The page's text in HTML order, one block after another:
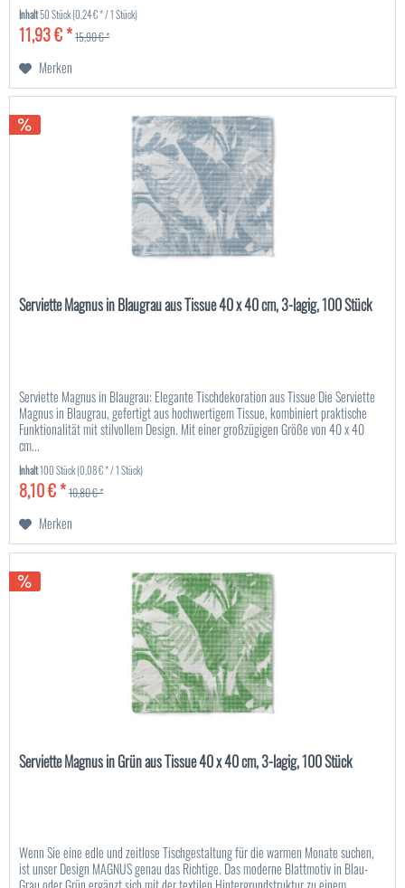
Inhalt50 Stück(0,24 € * / 1 Stück)
11,93 € *15,90 € *
Merken
Serviette Magnus in Blaugrau aus Tissue 40 x 40 cm, 3-lagig, 100 Stück
Serviette Magnus in Blaugrau: Elegante Tischdekoration aus Tissue Die Serviette
Magnus in Blaugrau, gefertigt aus hochwertigem Tissue, kombiniert praktische
Funktionalität mit stilvollem Design. Mit einer großzügigen Größe von 40 x 40
cm...
Inhalt100 Stück(0,08 € * / 1 Stück)
8,10 € *10,80 € *
Merken
Serviette Magnus in Grün aus Tissue 40 x 40 cm, 3-lagig, 100 Stück
Wenn Sie eine edle und zeitlose Tischgestaltung für die warmen Monate suchen,
ist unser Design MAGNUS genau das Richtige. Das moderne Blattmotiv in Blau-